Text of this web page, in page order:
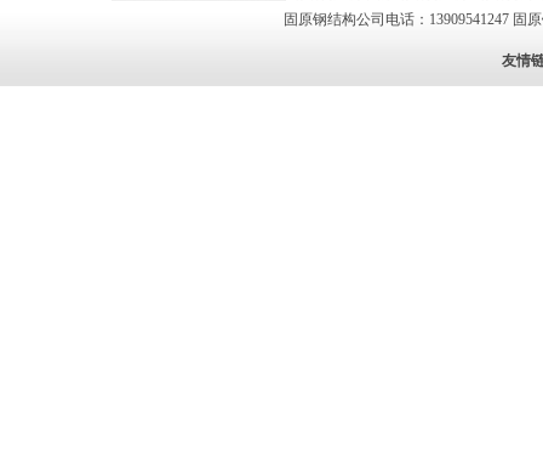
固原钢结构公司电话：13909541247 固
友情